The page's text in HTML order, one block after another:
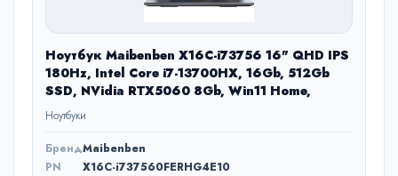
Ноутбук Maibenben X16C-i73756 16" QHD IPS
180Hz, Intel Core i7-13700HX, 16Gb, 512Gb
SSD, NVidia RTX5060 8Gb, Win11 Home,
Ноутбуки
БрендMaibenben
PN
X16C-i737560FERHG4E10